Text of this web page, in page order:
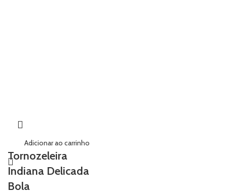
Adicionar ao carrinho
Tornozeleira
Indiana Delicada
Bola